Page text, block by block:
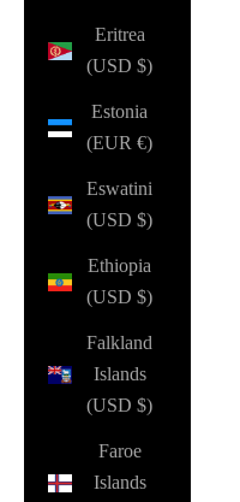
Eritrea
(USD $)
Estonia
(EUR €)
Eswatini
(USD $)
Ethiopia
(USD $)
Falkland
Islands
(USD $)
Faroe
Islands